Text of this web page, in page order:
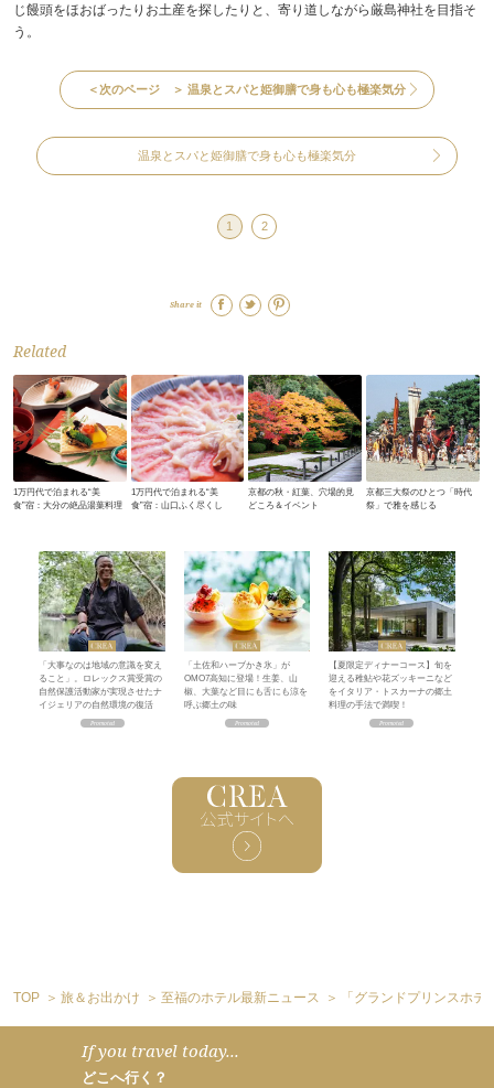
じ饅頭をほおばったりお土産を探したりと、寄り道しながら厳島神社を目指そ
う。
＜次のページ ＞温泉とスパと姫御膳で身も心も極楽気分
温泉とスパと姫御膳で身も心も極楽気分
1 2
Share it
Related
1万円代で泊まれる“美
食”宿：大分の絶品湯葉料理
1万円代で泊まれる“美
食”宿：山口ふく尽くし
京都の秋・紅葉、穴場的見
どころ＆イベント
京都三大祭のひとつ「時代
祭」で雅を感じる
「大事なのは地域の意識を変え
ること」。ロレックス賞受賞の
自然保護活動家が実現させたナ
イジェリアの自然環境の復活
「土佐和ハーブかき氷」が
OMO7高知に登場！生姜、山
椒、大葉など目にも舌にも涼を
呼ぶ郷土の味
【夏限定ディナーコース】旬を
迎える稚鮎や花ズッキーニなど
をイタリア・トスカーナの郷土
料理の手法で満喫！
TOP 旅＆お出かけ 至福のホテル最新ニュース 「グランドプリンスホ
If you travel today...
どこへ行く？